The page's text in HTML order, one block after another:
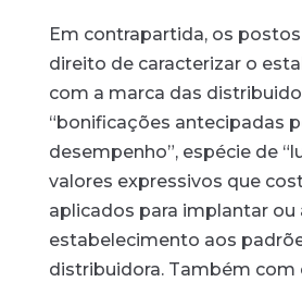
Em contrapartida, os
direito de caracterizar o
com a marca das
“bonificações antecipadas
desempenho”, espécie de
valores expressivos que
aplicados para implantar ou
estabelecimento aos
distribuidora. Também com